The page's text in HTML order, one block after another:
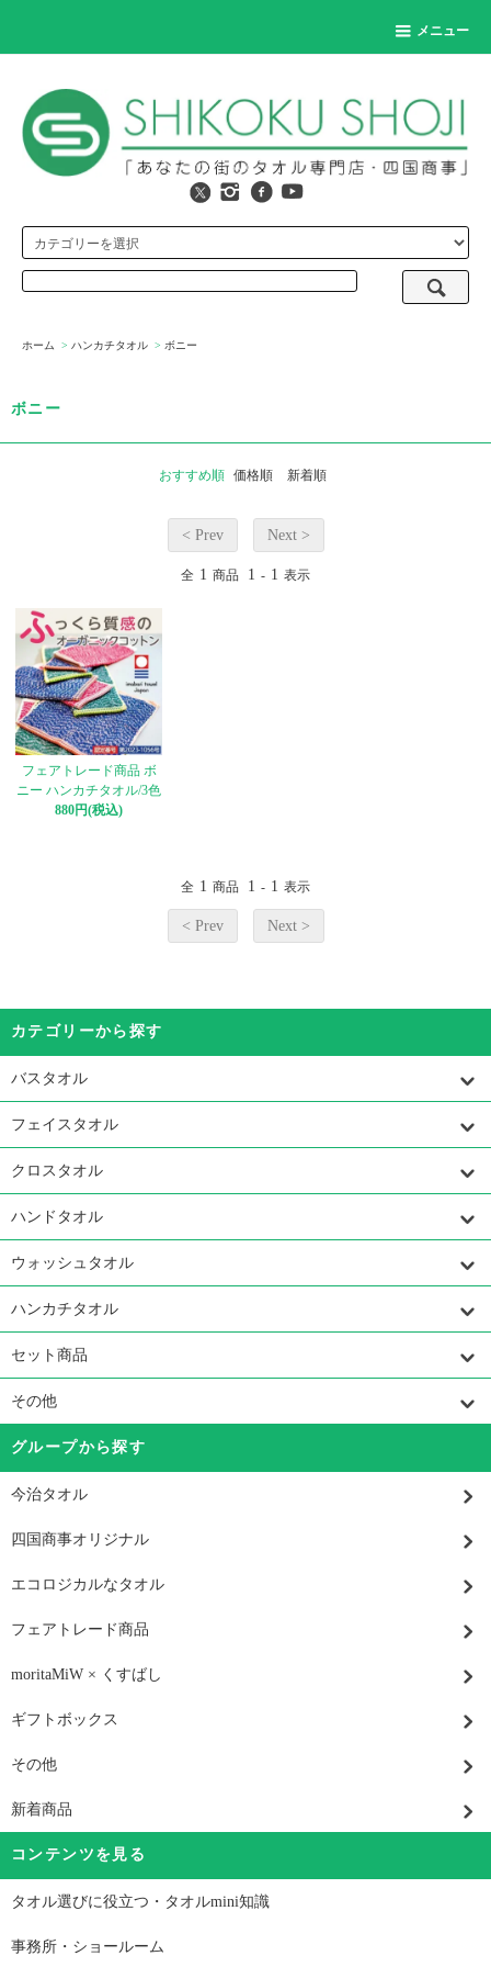
メニュー
ホーム > ハンカチタオル > ボニー
ボニー
おすすめ順 価格順 新着順
< Prev Next >
全 1 商品 1 - 1 表示
フェアトレード商品 ボ
ニー ハンカチタオル/3色
880円(税込)
全 1 商品 1 - 1 表示
< Prev Next >
カテゴリーから探す
バスタオル
フェイスタオル
クロスタオル
ハンドタオル
ウォッシュタオル
ハンカチタオル
セット商品
その他
グループから探す
今治タオル
四国商事オリジナル
エコロジカルなタオル
フェアトレード商品
moritaMiW × くすばし
ギフトボックス
その他
新着商品
コンテンツを見る
タオル選びに役立つ・タオルmini知識
事務所・ショールーム